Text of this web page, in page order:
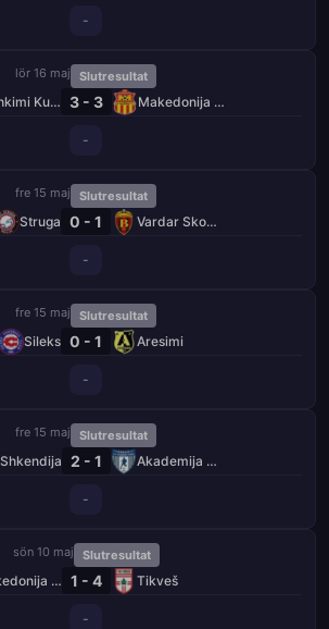
-
lör 16 maj Slutresultat
Bashkimi Kumanovo 3 - 3 Makedonija GjP
-
fre 15 maj Slutresultat
Struga 0 - 1 Vardar Skopje
-
fre 15 maj Slutresultat
Sileks 0 - 1 Aresimi
-
fre 15 maj Slutresultat
Shkendija 2 - 1 Akademija Pandev
-
sön 10 maj Slutresultat
Makedonija GjP 1 - 4 Tikveš
-